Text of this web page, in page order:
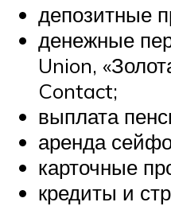
депозитные
денежные
Union,
Contact;
выплата
аренда
карточные
кредиты и